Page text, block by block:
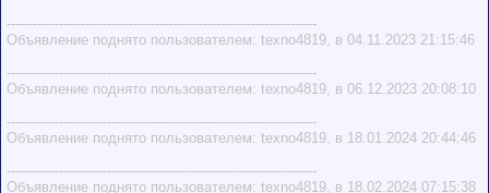
-----------------------------------------------------------------------
Объявление поднято пользователем: texno4819, в 04.11.2023 21:15:46
-----------------------------------------------------------------------
Объявление поднято пользователем: texno4819, в 06.12.2023 20:08:10
-----------------------------------------------------------------------
Объявление поднято пользователем: texno4819, в 18.01.2024 20:44:46
-----------------------------------------------------------------------
Объявление поднято пользователем: texno4819, в 18.02.2024 07:15:38